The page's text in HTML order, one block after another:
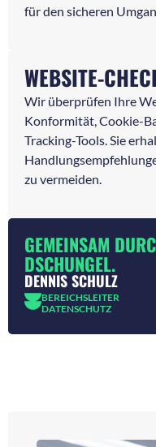
für den sicheren
WEBSITE-
Wir überprüfen Ihre
Konformität, Cookie-
Tracking-Tools. Sie
zu vermeiden.
GEMEINSAM
DSCHUNGEL.
DENNIS SCHULZ
BEREICHSLEITER
DATENSCHUTZ